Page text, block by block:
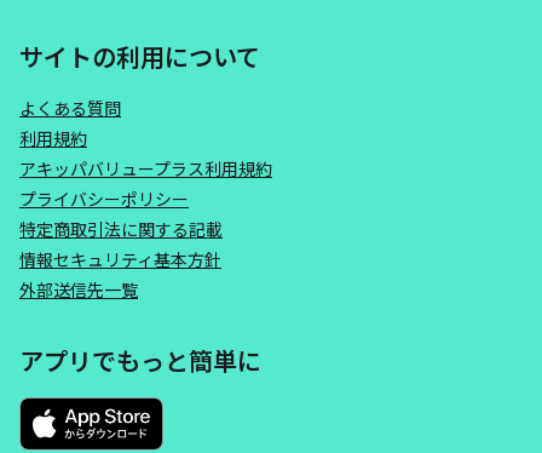
サイトの利用について
よくある質問
利用規約
アキッパバリュープラス利用規約
プライバシーポリシー
特定商取引法に関する記載
情報セキュリティ基本方針
外部送信先一覧
アプリでもっと簡単に